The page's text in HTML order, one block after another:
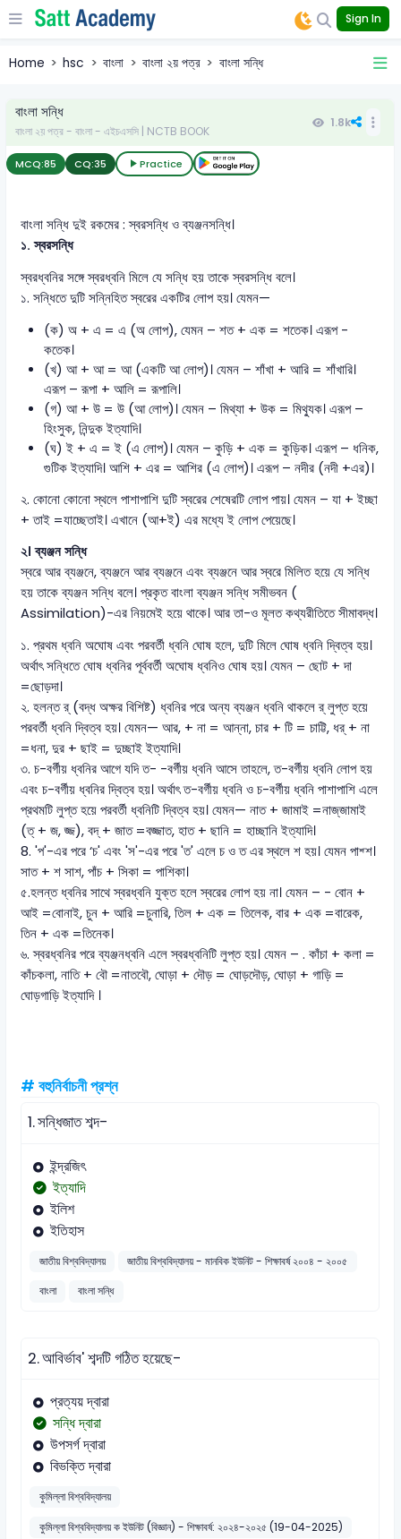
Sign In
Home hsc বাংলা বাংলা ২য় পত্র বাংলা সন্ধি
বাংলা সন্ধি
বাংলা ২য় পত্র - বাংলা - এইচএসসি | NCTB BOOK
1.8k
MCQ:85 CQ:35 Practice
বাংলা সন্ধি দুই রকমের : স্বরসন্ধি ও ব্যঞ্জনসন্ধি।
১. স্বরসন্ধি
স্বরধ্বনির সঙ্গে স্বরধ্বনি মিলে যে সন্ধি হয় তাকে স্বরসন্ধি বলে।
১. সন্ধিতে দুটি সন্নিহিত স্বরের একটির লোপ হয়। যেমন—
(ক) অ + এ = এ (অ লোপ), যেমন – শত + এক = শতেক। এরূপ -
কতেক।
(খ) আ + আ = আ (একটি আ লোপ)। যেমন – শাঁখা + আরি = শাঁখারি।
এরূপ – রূপা + আলি = রূপালি।
(গ) আ + উ = উ (আ লোপ)। যেমন – মিথ্যা + উক = মিথ্যুক। এরূপ –
হিংসুক, নিন্দুক ইত্যাদি।
(ঘ) ই + এ = ই (এ লোপ)। যেমন – কুড়ি + এক = কুড়িক। এরূপ – ধনিক,
গুটিক ইত্যাদি। আশি + এর = আশির (এ লোপ)। এরূপ – নদীর (নদী +এর)।
২. কোনো কোনো স্থলে পাশাপাশি দুটি স্বরের শেষেরটি লোপ পায়। যেমন – যা + ইচ্ছা
+ তাই =যাচ্ছেতাই। এখানে (আ+ই) এর মধ্যে ই লোপ পেয়েছে।
২। ব্যঞ্জন সন্ধি
স্বরে আর ব্যঞ্জনে, ব্যঞ্জনে আর ব্যঞ্জনে এবং ব্যঞ্জনে আর স্বরে মিলিত হয়ে যে সন্ধি
হয় তাকে ব্যঞ্জন সন্ধি বলে। প্রকৃত বাংলা ব্যঞ্জন সন্ধি সমীভবন (
Assimilation)-এর নিয়মেই হয়ে থাকে। আর তা-ও মূলত কথ্যরীতিতে সীমাবদ্ধ।
১. প্রথম ধ্বনি অঘোষ এবং পরবর্তী ধ্বনি ঘোষ হলে, দুটি মিলে ঘোষ ধ্বনি দ্বিত্ব হয়।
অর্থাৎ সন্ধিতে ঘোষ ধ্বনির পূর্ববর্তী অঘোষ ধ্বনিও ঘোষ হয়। যেমন – ছোট + দা
=ছোড়দা।
২. হলন্ত র্ (বদ্ধ অক্ষর বিশিষ্ট) ধ্বনির পরে অন্য ব্যঞ্জন ধ্বনি থাকলে র্ লুপ্ত হয়ে
পরবর্তী ধ্বনি দ্বিত্ব হয়। যেমন— আর, + না = আন্না, চার + টি = চাট্টি, ধর্ + না
=ধনা, দুর + ছাই = দুচ্ছাই ইত্যাদি।
৩. চ-বর্গীয় ধ্বনির আগে যদি ত- -বর্গীয় ধ্বনি আসে তাহলে, ত-বর্গীয় ধ্বনি লোপ হয়
এবং চ-বর্গীয় ধ্বনির দ্বিত্ব হয়। অর্থাৎ ত-বর্গীয় ধ্বনি ও চ-বর্গীয় ধ্বনি পাশাপাশি এলে
প্রথমটি লুপ্ত হয়ে পরবর্তী ধ্বনিটি দ্বিত্ব হয়। যেমন— নাত + জামাই =নাজ্‌জামাই
(ত্ + জ, জ্জ), বদ্ + জাত =বজ্জাত, হাত + ছানি = হাচ্ছানি ইত্যাদি।
8. 'প'-এর পরে ‘চ' এবং 'স'-এর পরে 'ত' এলে চ ও ত এর স্থলে শ হয়। যেমন পাশ্শ।
সাত + শ সাশ, পাঁচ + সিকা = পাশিকা।
৫.হলন্ত ধ্বনির সাথে স্বরধ্বনি যুক্ত হলে স্বরের লোপ হয় না। যেমন – - বোন +
আই =বোনাই, চুন + আরি =চুনারি, তিল + এক = তিলেক, বার + এক =বারেক,
তিন + এক =তিনেক।
৬. স্বরধ্বনির পরে ব্যঞ্জনধ্বনি এলে স্বরধ্বনিটি লুপ্ত হয়। যেমন – . কাঁচা + কলা =
কাঁচকলা, নাতি + বৌ =নাতবৌ, ঘোড়া + দৌড় = ঘোড়দৌড়, ঘোড়া + গাড়ি =
ঘোড়গাড়ি ইত্যাদি ।
# বহুনির্বাচনী প্রশ্ন
1.সন্ধিজাত শব্দ-
ইন্দ্রজিৎ
ইত্যাদি
ইলিশ
ইতিহাস
জাতীয় বিশ্ববিদ্যালয়
জাতীয় বিশ্ববিদ্যালয় - মানবিক ইউনিট - শিক্ষাবর্ষ ২০০৪ - ২০০৫
বাংলা
বাংলা সন্ধি
2.আবির্ভাব' শব্দটি গঠিত হয়েছে-
প্রত্যয় দ্বারা
সন্ধি দ্বারা
উপসর্গ দ্বারা
বিভক্তি দ্বারা
কুমিল্লা বিশ্ববিদ্যালয়
কুমিল্লা বিশ্ববিদ্যালয় ক ইউনিট (বিজ্ঞান) - শিক্ষাবর্ষ: ২০২৪-২০২৫ (19-04-2025)